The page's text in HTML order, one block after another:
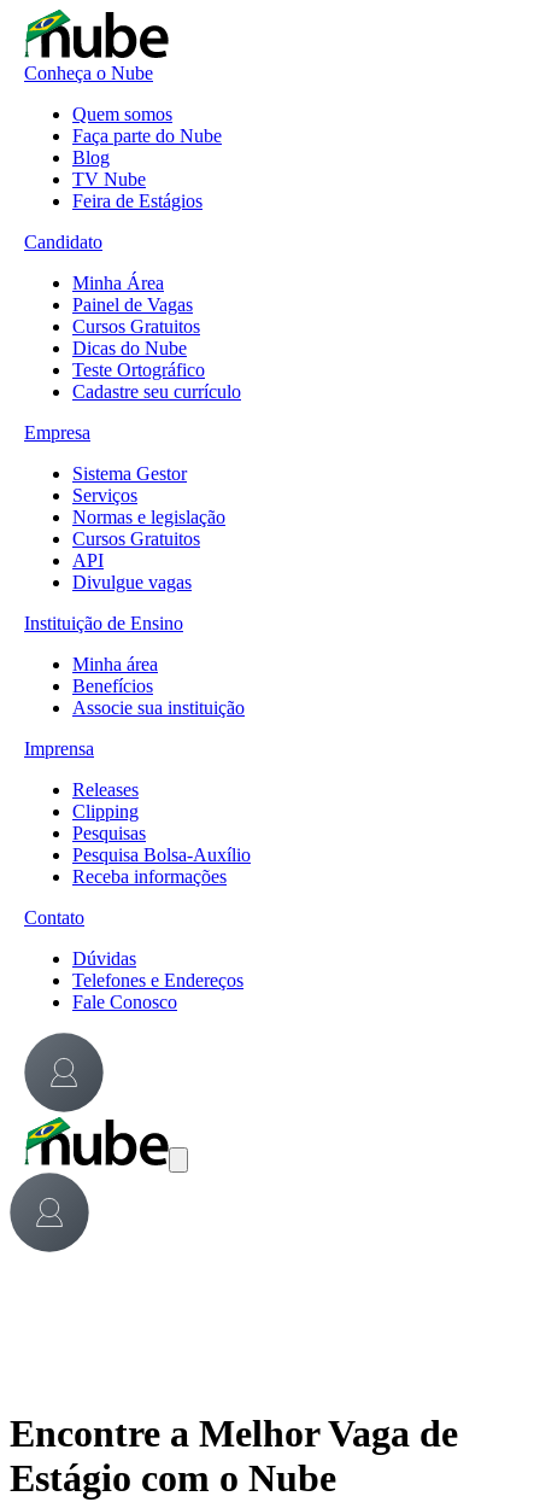
Conheça o Nube
Quem somos
Faça parte do Nube
Blog
TV Nube
Feira de Estágios
Candidato
Minha Área
Painel de Vagas
Cursos Gratuitos
Dicas do Nube
Teste Ortográfico
Cadastre seu currículo
Empresa
Sistema Gestor
Serviços
Normas e legislação
Cursos Gratuitos
API
Divulgue vagas
Instituição de Ensino
Minha área
Benefícios
Associe sua instituição
Imprensa
Releases
Clipping
Pesquisas
Pesquisa Bolsa-Auxílio
Receba informações
Contato
Dúvidas
Telefones e Endereços
Fale Conosco
Encontre a Melhor Vaga de
Estágio com o Nube